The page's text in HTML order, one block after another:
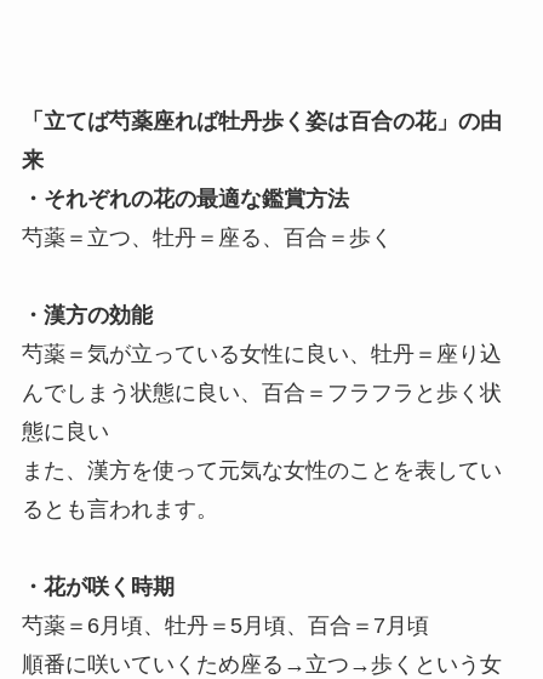
「立てば芍薬座れば牡丹歩く姿は百合の花」の由
来
・それぞれの花の最適な鑑賞方法
芍薬＝立つ、牡丹＝座る、百合＝歩く
・漢方の効能
芍薬＝気が立っている女性に良い、牡丹＝座り込
んでしまう状態に良い、百合＝フラフラと歩く状
態に良い
また、漢方を使って元気な女性のことを表してい
るとも言われます。
・花が咲く時期
芍薬＝6月頃、牡丹＝5月頃、百合＝7月頃
順番に咲いていくため座る→立つ→歩くという女